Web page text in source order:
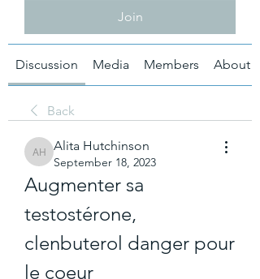
Join
Discussion Media Members About
Back
Alita Hutchinson
Alita Hutchinson
September 18, 2023
Augmenter sa
testostérone,
clenbuterol danger pour
le coeur